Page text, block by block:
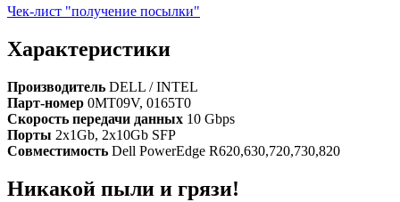
Чек-лист "получение посылки"
Характеристики
Производитель DELL / INTEL
Парт-номер 0MT09V, 0165T0
Скорость передачи данных 10 Gbps
Порты 2x1Gb, 2x10Gb SFP
Совместимость Dell PowerEdge R620,630,720,730,820
Никакой пыли и грязи!